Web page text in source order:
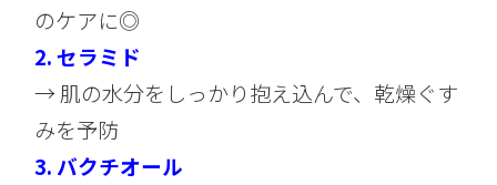
のケアに◎
2.セラミド
→ 肌の水分をしっかり抱え込んで、乾燥ぐす
みを予防
3. バクチオール